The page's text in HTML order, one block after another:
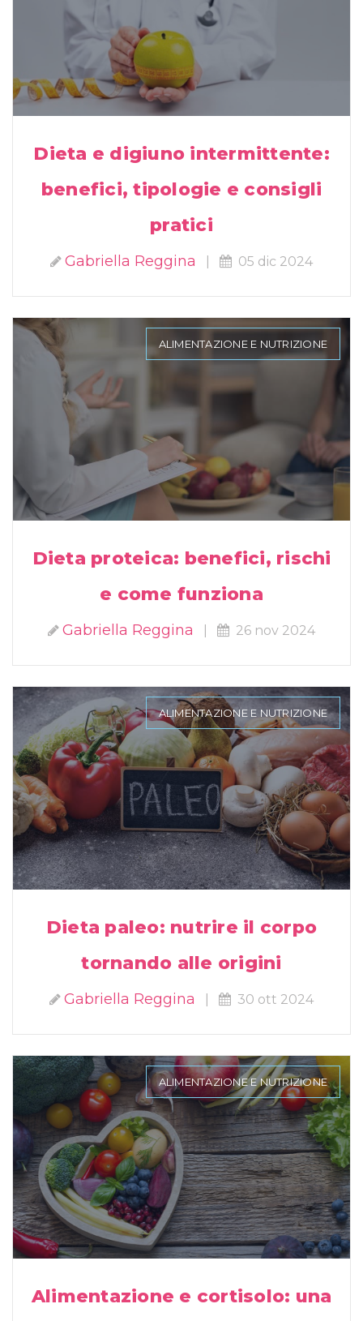
Dieta e digiuno intermittente:
benefici, tipologie e consigli
pratici
Gabriella Reggina 05 dic 2024
ALIMENTAZIONE E NUTRIZIONE
Dieta proteica: benefici, rischi
e come funziona
Gabriella Reggina 26 nov 2024
ALIMENTAZIONE E NUTRIZIONE
Dieta paleo: nutrire il corpo
tornando alle origini
Gabriella Reggina 30 ott 2024
ALIMENTAZIONE E NUTRIZIONE
Alimentazione e cortisolo: una